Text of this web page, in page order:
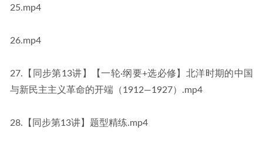
25.mp4
26.mp4
27.【同步第13讲】【一轮·纲要+选必修】北洋时期的中国
与新民主主义革命的开端（1912—1927）.mp4
28.【同步第13讲】题型精练.mp4